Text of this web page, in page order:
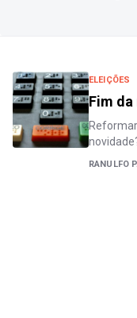
ELEIÇÕES
Fim
RANULFO